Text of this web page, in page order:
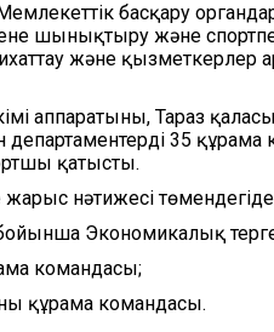
Басшылық
Мемлекеттік
қызметке кіру
бойынша ақпарат
басқару
шынықтыру және
және қызметкерлер
аппаратының, Тараз
35
қатысты.
нәтижесі
Экономикалық тергеу
командасы;
құрама командасы.